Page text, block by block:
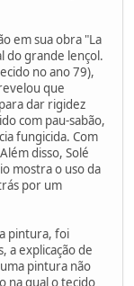
em sua obra "La
do grande lençol.
no ano 79),
que
dar rigidez
com pau-sabão,
fungicida. Com
disso, Solé
mostra o uso da
por um
pintura, foi
a explicação de
pintura não
na qual o tecido